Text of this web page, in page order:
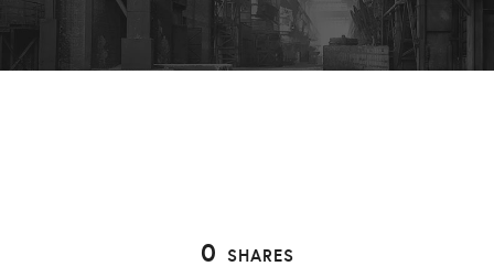
0 SHARES